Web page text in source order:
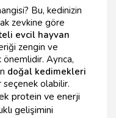
Bu, kedinizin
zevkine göre
evcil hayvan
zengin ve
Ayrıca,
doğal kedimekleri
seçenek olabilir.
protein ve enerji
gelişimini